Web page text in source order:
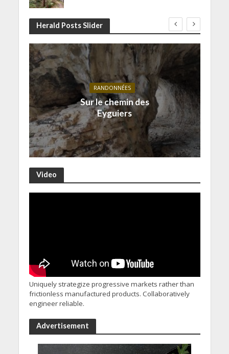
Herald Posts Slider
RANDONNÉES
Sur le chemin des
Eyguiers
Video
Uniquely strategize progressive markets rather than
frictionless manufactured products. Collaboratively
engineer reliable.
Advertisement